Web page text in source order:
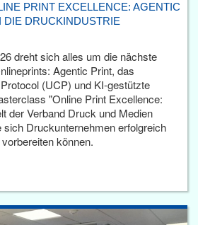
PRINT EXCELLENCE: AGENTIC
DIE DRUCKINDUSTRIE
dreht sich alles um die nächste
Agentic Print, das
(UCP) und KI-gestützte
"Online Print Excellence:
der Verband Druck und Medien
Druckunternehmen erfolgreich
können.